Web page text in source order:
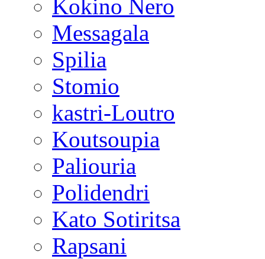
Kokino Nero
Messagala
Spilia
Stomio
kastri-Loutro
Koutsoupia
Paliouria
Polidendri
Kato Sotiritsa
Rapsani